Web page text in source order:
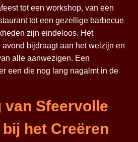
tot een workshop, van een
tot een gezellige barbecue
zijn eindeloos. Het
bijdraagt aan het welzijn en
alle aanwezigen. Een
een die nog lang nagalmt in de
van Sfeervolle
het Creëren